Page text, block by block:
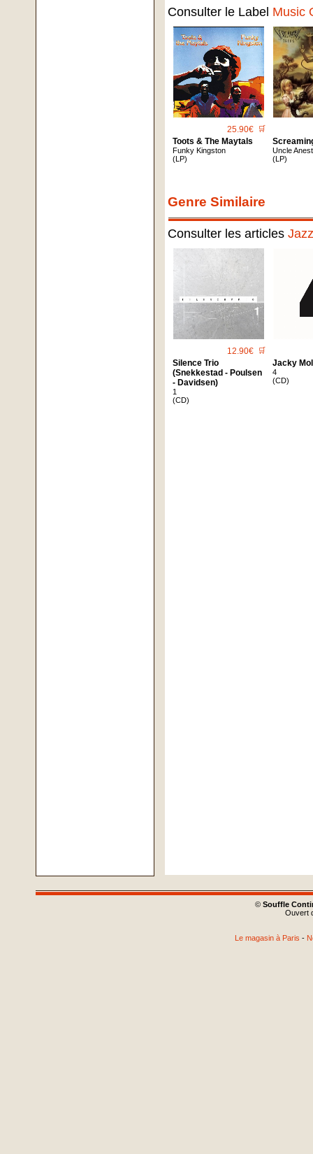
Consulter le Label Music
25.90€ 🛒
Toots & The Maytals
Funky Kingston
(LP)
Uncle
(LP)
Genre Similaire
Consulter les articles
12.90€ 🛒
Silence Trio
(Snekkestad - Poulsen
- Davidsen)
1
(CD)
Jacky
4
(CD)
© Souffle
Ouvert
Le magasin à Paris -